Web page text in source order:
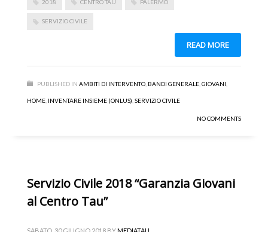
2018 CENTRO TAU PALERMO
SERVIZIO CIVILE
READ MORE
PUBLISHED IN AMBITI DI INTERVENTO BANDI GENERALE GIOVANI
HOME INVENTARE INSIEME (ONLUS) SERVIZIO CIVILE
NO COMMENTS
Servizio Civile 2018 “Garanzia Giovani
al Centro Tau”
SABATO, 30 GIUGNO 2018 BYMEDIATAU